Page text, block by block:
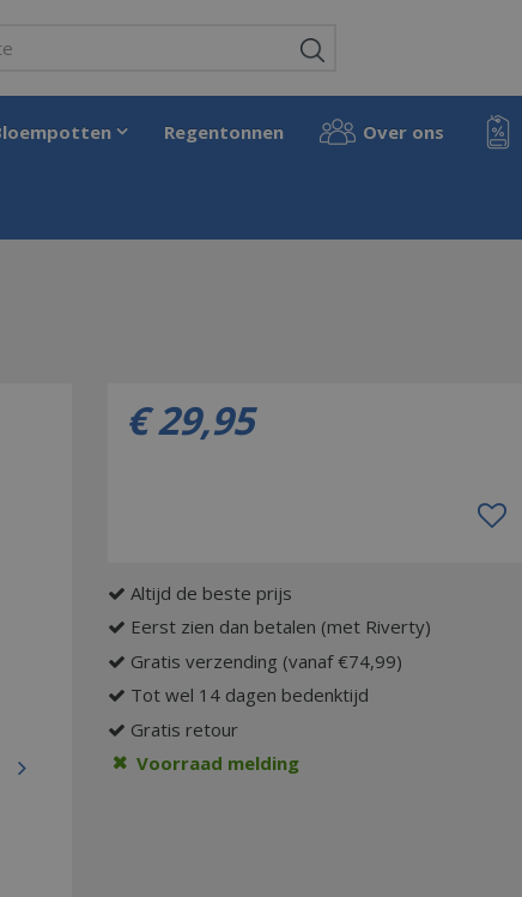
Regentonnen Over ons
€ 29,95
Altijd de beste prijs
Eerst zien dan betalen (met Riverty)
Gratis verzending (vanaf €74,99)
Tot wel 14 dagen bedenktijd
Gratis retour
Voorraad melding